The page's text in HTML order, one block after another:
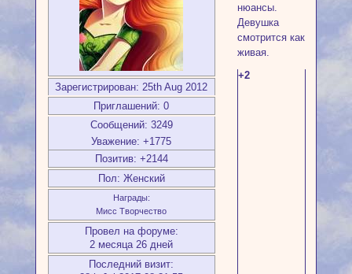
Зарегистрирован: 25th Aug 2012
Приглашений: 0
Сообщений: 3249
Уважение: +1775
Позитив: +2144
Пол: Женский
Награды:
Мисс Творчество
Провел на форуме:
2 месяца 26 дней
Последний визит:
нюансы.
Девушка
смотрится как
живая.
+2